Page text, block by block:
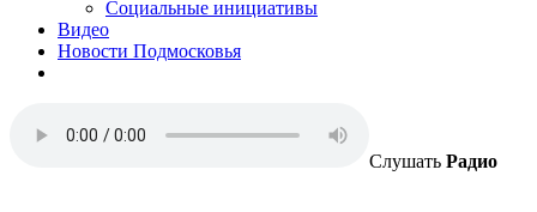
Социальные инициативы
Видео
Новости Подмосковья
Слушать Радио